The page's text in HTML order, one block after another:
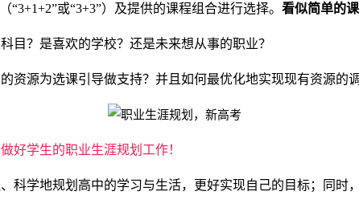
或“3+3”）及提供的课程组合进行选择。 看似简单的
目？是喜欢的学校？还是未来想从事的职业？
资源为选课引导做支持？并且如何最优化地实现现有资源的调
好学生的职业生涯规划工作！
科学地规划高中的学习与生活，更好实现自己的目标；同